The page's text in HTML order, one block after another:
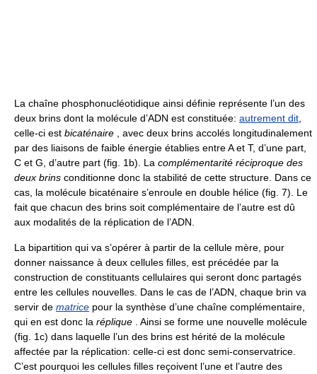
La chaîne phosphonucléotidique ainsi définie représente l’un des
deux brins dont la molécule d’ADN est constituée: autrement dit
celle-ci est bicaténaire , avec deux brins accolés longitudinalement
par des liaisons de faible énergie établies entre A et T, d’une part,
C et G, d’autre part (fig. 1b). La complémentarité réciproque des
deux brins conditionne donc la stabilité de cette structure. Dans ce
cas, la molécule bicaténaire s’enroule en double hélice (fig. 7). Le
fait que chacun des brins soit complémentaire de l’autre est dû
aux modalités de la réplication de l’ADN.
La bipartition qui va s’opérer à partir de la cellule mère, pour
donner naissance à deux cellules filles, est précédée par la
construction de constituants cellulaires qui seront donc partagés
entre les cellules nouvelles. Dans le cas de l’ADN, chaque brin va
servir de matrice pour la synthèse d’une chaîne complémentaire,
qui en est donc la réplique . Ainsi se forme une nouvelle molécule
(fig. 1c) dans laquelle l’un des brins est hérité de la molécule
affectée par la réplication: celle-ci est donc semi-conservatrice.
C’est pourquoi les cellules filles reçoivent l’une et l’autre des